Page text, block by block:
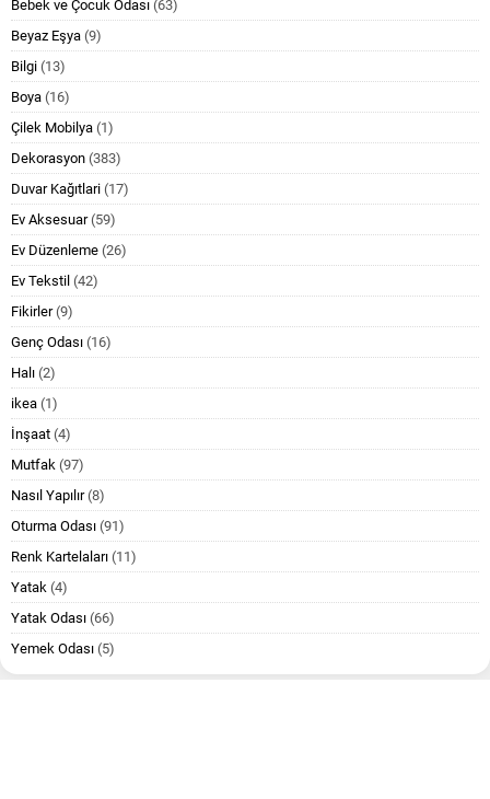
Bebek ve Çocuk Odası (63)
Beyaz Eşya (9)
Bilgi (13)
Boya (16)
Çilek Mobilya (1)
Dekorasyon (383)
Duvar Kağıtlari (17)
Ev Aksesuar(59)
Ev Düzenleme (26)
Ev Tekstil (42)
Fikirler(9)
Genç Odası (16)
Halı (2)
ikea (1)
İnşaat (4)
Mutfak (97)
Nasıl Yapılır(8)
Oturma Odası (91)
Renk Kartelaları (11)
Yatak (4)
Yatak Odası (66)
Yemek Odası (5)